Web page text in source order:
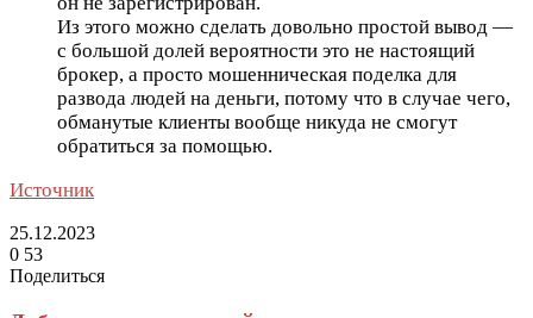
Из этого можно сделать довольно простой вывод —
с большой долей вероятности это не настоящий
брокер, а просто мошенническая поделка для
развода людей на деньги, потому что в случае чего,
обманутые клиенты вообще никуда не смогут
обратиться за помощью.
Источник
25.12.2023
0 53
Поделиться